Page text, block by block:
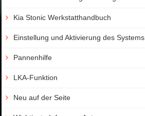
Kia Stonic Werkstatthandbuch
Einstellung und Aktivierung des Systems
Pannenhilfe
LKA-Funktion
Neu auf der Seite